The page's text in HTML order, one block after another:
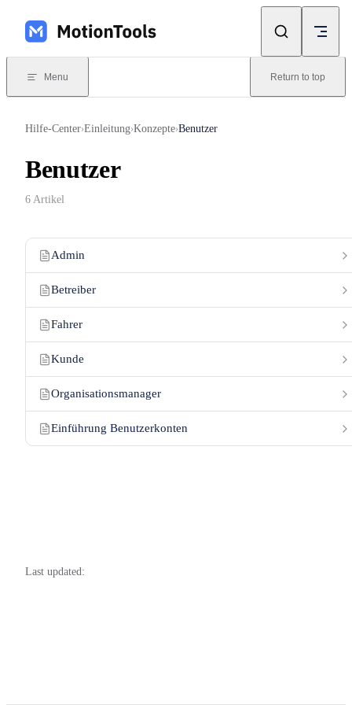
Skip to content
Menu Return to top
Hilfe-Center›Einleitung›Konzepte›Benutzer
Benutzer
6 Artikel
Admin
Betreiber
Fahrer
Kunde
Organisationsmanager
Einführung Benutzerkonten
Last updated: